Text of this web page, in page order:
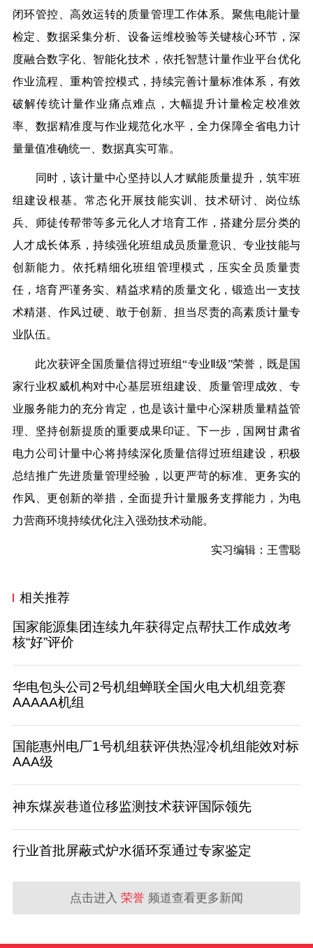
闭环管控、高效运转的质量管理工作体系。聚焦电能计量
检定、数据采集分析、设备运维校验等关键核心环节，深
度融合数字化、智能化技术，依托智慧计量作业平台优化
作业流程、重构管控模式，持续完善计量标准体系，有效
破解传统计量作业痛点难点，大幅提升计量检定校准效
率、数据精准度与作业规范化水平，全力保障全省电力计
量量值准确统一、数据真实可靠。
同时，该计量中心坚持以人才赋能质量提升，筑牢班
组建设根基。常态化开展技能实训、技术研讨、岗位练
兵、师徒传帮带等多元化人才培育工作，搭建分层分类的
人才成长体系，持续强化班组成员质量意识、专业技能与
创新能力。依托精细化班组管理模式，压实全员质量责
任，培育严谨务实、精益求精的质量文化，锻造出一支技
术精湛、作风过硬、敢于创新、担当尽责的高素质计量专
业队伍。
此次获评全国质量信得过班组“专业Ⅱ级”荣誉，既是国
家行业权威机构对中心基层班组建设、质量管理成效、专
业服务能力的充分肯定，也是该计量中心深耕质量精益管
理、坚持创新提质的重要成果印证。下一步，国网甘肃省
电力公司 计量中心将持续深化质量信得过班组建设，积极
总结推广先进质量管理经验，以更严苛的标准、更务实的
作风、更创新的举措，全面提升计量服务支撑能力，为电
力营商环境持续优化注入强劲技术动能。
实习编辑：王雪聪
相关推荐
国家能源集团连续九年获得定点帮扶工作成效考
核“好”评价
华电包头公司2号机组蝉联全国火电大机组竞赛
AAAAA机组
国能惠州电厂1号机组获评供热湿冷机组能效对标
AAA级
神东煤炭巷道位移监测技术获评国际领先
行业首批屏蔽式炉水循环泵通过专家鉴定
点击进入 荣誉 频道查看更多新闻